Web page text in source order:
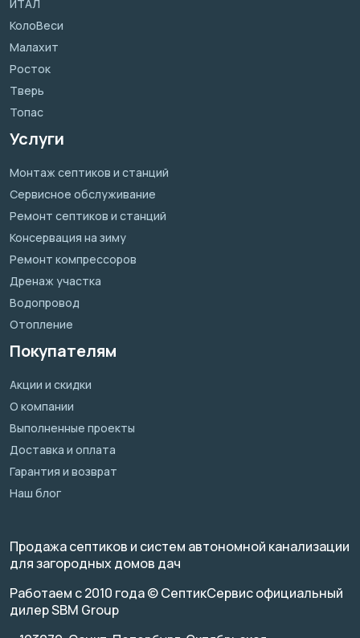
ИТАЛ
КолоВеси
Малахит
Росток
Тверь
Топас
Услуги
Монтаж септиков и станций
Сервисное обслуживание
Ремонт септиков и станций
Консервация на зиму
Ремонт компрессоров
Дренаж участка
Водопровод
Отопление
Покупателям
Акции и скидки
О компании
Выполненные проекты
Доставка и оплата
Гарантия и возврат
Наш блог
Продажа септиков и систем автономной канализации
для загородных домов дач
Работаем с 2010 года © СептикСервис официальный
дилер SBM Group